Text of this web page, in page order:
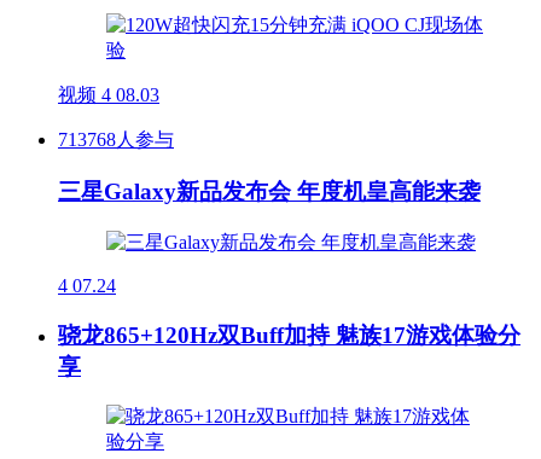
视频 4 08.03
713768人参与
三星Galaxy新品发布会 年度机皇高能来袭
4 07.24
骁龙865+120Hz双Buff加持 魅族17游戏体验分
享